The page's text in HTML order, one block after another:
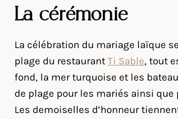
La cérémonie
La célébration du mariage laïque
plage du restaurant Ti Sable, tout
fond, la mer turquoise et les
de plage pour les mariés ainsi que
Les demoiselles d’honneur